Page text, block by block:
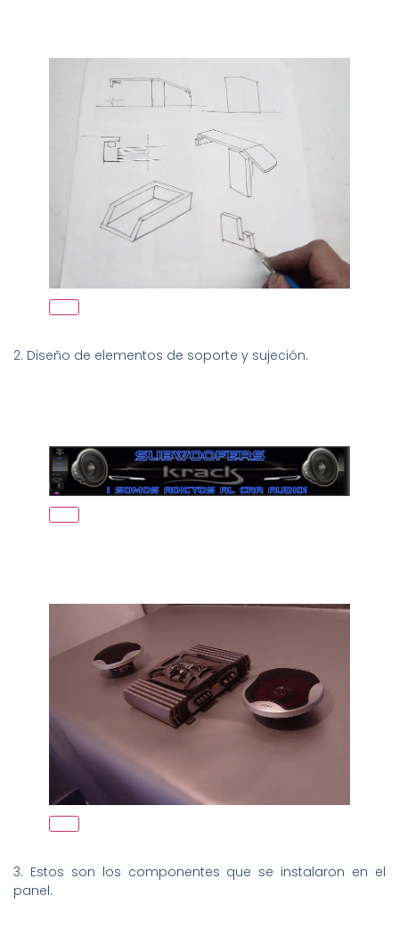
2. Diseño de elementos de soporte y sujeción.
3. Estos son los componentes que se instalaron en el
panel.